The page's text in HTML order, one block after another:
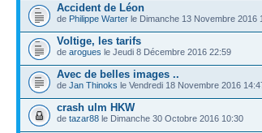
Accident de Léon
de Philippe Warter le Dimanche 13 Novembre 2016
Voltige, les tarifs
de arogues le Jeudi 8 Décembre 2016 22:59
Avec de belles images ..
de Jan Thinoks le Vendredi 18 Novembre 2016
crash ulm HKW
de tazar88 le Dimanche 30 Octobre 2016 10:30